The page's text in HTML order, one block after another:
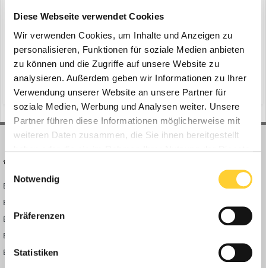
Diese Webseite verwendet Cookies
Wir verwenden Cookies, um Inhalte und Anzeigen zu
personalisieren, Funktionen für soziale Medien anbieten
zu können und die Zugriffe auf unsere Website zu
analysieren. Außerdem geben wir Informationen zu Ihrer
Verwendung unserer Website an unsere Partner für
soziale Medien, Werbung und Analysen weiter. Unsere
Partner führen diese Informationen möglicherweise mit
weiteren Daten zusammen, die Sie ihnen bereitgestellt
Einwilligungsauswahl
Notwendig
Präferenzen
Statistiken
ein Thema erstellte Bauforum24 inMessen &
Ausstellungen
Osnabrück, Juli 2017 - Der Osnabrücker Reifengroßhändler
Bohnenkamp stellt auf der Steinexpo 2017, Stand B21, sein
Produktportfolio für den EM-Bereich vor. Den Schwerpunkt bilden
die Produkte des Premiumpartners BKT sowie ein mit BKT SR 41
bereifter Dumper des Herstellers Bergmann. Erstmalig wird in...
2. August 2017 bohnenkamp
Bauforum24 News
Bauforum24 TV
BF24 Mediathek
BF24 Fotostrecken
Bauforum Shop